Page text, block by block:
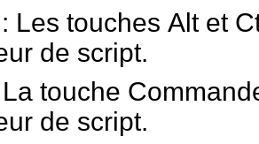
Les touches Alt et
de script.
touche
de script.